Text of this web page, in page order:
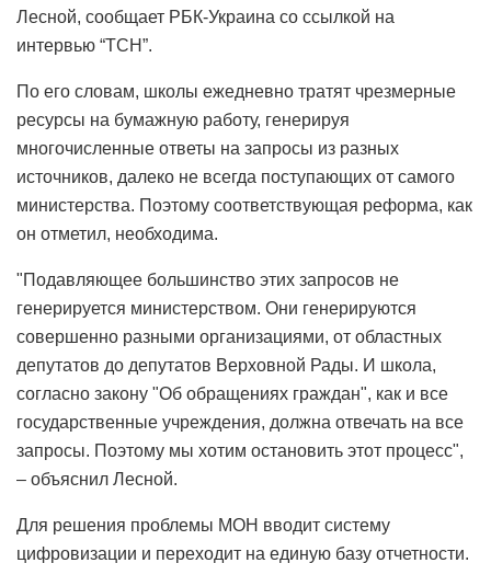
Лесной, сообщает РБК-Украина со ссылкой на
интервью “ТСН”.
По его словам, школы ежедневно тратят чрезмерные
ресурсы на бумажную работу, генерируя
многочисленные ответы на запросы из разных
источников, далеко не всегда поступающих от самого
министерства. Поэтому соответствующая реформа, как
он отметил, необходима.
"Подавляющее большинство этих запросов не
генерируется министерством. Они генерируются
совершенно разными организациями, от областных
депутатов до депутатов Верховной Рады. И школа,
согласно закону "Об обращениях граждан", как и все
государственные учреждения, должна отвечать на все
запросы. Поэтому мы хотим остановить этот процесс",
– объяснил Лесной.
Для решения проблемы МОН вводит систему
цифровизации и переходит на единую базу отчетности.